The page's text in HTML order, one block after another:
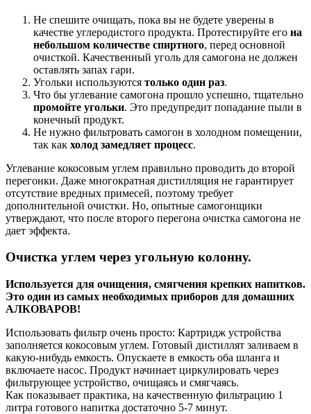
Не спешите очищать, пока вы не будете уверены в
качестве углеродистого продукта. Протестируйте его на
небольшом количестве спиртного, перед основной
очисткой. Качественный уголь для самогона не должен
оставлять запах гари.
Угольки используются только один раз.
Что бы углевание самогона прошло успешно, тщательно
промойте угольки. Это предупредит попадание пыли в
конечный продукт.
Не нужно фильтровать самогон в холодном помещении,
так как холод замедляет процесс.
Углевание кокосовым углем правильно проводить до второй
перегонки. Даже многократная дистилляция не гарантирует
отсутствие вредных примесей, поэтому требует
дополнительной очистки. Но, опытные самогонщики
утверждают, что после второго перегона очистка самогона не
дает эффекта.
Очистка углем через угольную колонну.
Используется для очищения, смягчения крепких напитков.
Это один из самых необходимых приборов для домашних
АЛКОВАРОВ!
Использовать фильтр очень просто: Картридж устройства
заполняется кокосовым углем. Готовый дистиллят заливаем в
какую-нибудь емкость. Опускаете в емкость оба шланга и
включаете насос. Продукт начинает циркулировать через
фильтрующее устройство, очищаясь и смягчаясь.
Как показывает практика, на качественную фильтрацию 1
литра готового напитка достаточно 5-7 минут.